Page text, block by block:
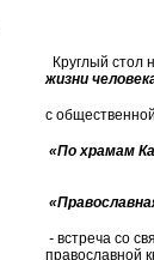
Круглый стол
жизни
с
«По храмам
- встреча со
православной